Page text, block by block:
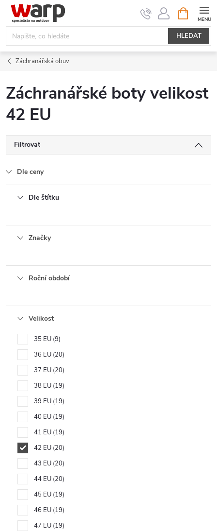
Přejít
obsah
HLEDAT
NÁKUPNÍ
KOŠÍK
Záchranářská obuv
Záchranářské boty velikost
42 EU
Filtrovat
Dle ceny
Dle štítku
Značky
Roční období
Velikost
35 EU 9
36 EU 20
37 EU 20
38 EU 19
39 EU 19
40 EU 19
41 EU 19
42 EU 20
43 EU 20
44 EU 20
45 EU 19
46 EU 19
47 EU 19